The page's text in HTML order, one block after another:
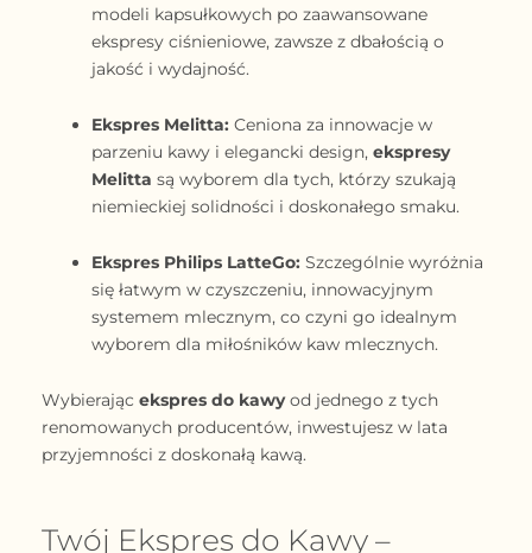
modeli kapsułkowych po zaawansowane
ekspresy ciśnieniowe, zawsze z dbałością o
jakość i wydajność.
Ekspres Melitta: Ceniona za innowacje w
parzeniu kawy i elegancki design, ekspresy
Melitta są wyborem dla tych, którzy szukają
niemieckiej solidności i doskonałego smaku.
Ekspres Philips LatteGo: Szczególnie wyróżnia
się łatwym w czyszczeniu, innowacyjnym
systemem mlecznym, co czyni go idealnym
wyborem dla miłośników kaw mlecznych.
Wybierając ekspres do kawyod jednego z tych
renomowanych producentów, inwestujesz w lata
przyjemności z doskonałą kawą.
Twój Ekspres do Kawy –